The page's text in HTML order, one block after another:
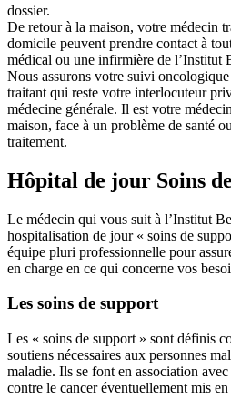
dossier.
De retour à la maison, votre médecin
domicile peuvent prendre contact à
médical ou une infirmière de l’Institut
Nous assurons votre suivi
traitant qui reste votre interlocuteur
médecine générale. Il est votre
maison, face à un problème de santé
traitement.
Hôpital de jour Soins
Le médecin qui vous suit à l’Institut
hospitalisation de jour « soins de
équipe pluri professionnelle pour
en charge en ce qui concerne vos
Les soins de support
Les « soins de support » sont définis
soutiens nécessaires aux personnes
maladie. Ils se font en association
contre le cancer éventuellement mis en